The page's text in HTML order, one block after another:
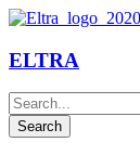
ELTRA